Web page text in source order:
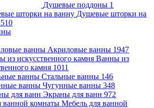
Душевые поддоны 1
Душевые шторки на
Акриловые ванны 1947
Ванны из
камня 1011
Стальные ванны 146
Чугунные ванны 348
Экраны для ванн 972
Мебель для ванной